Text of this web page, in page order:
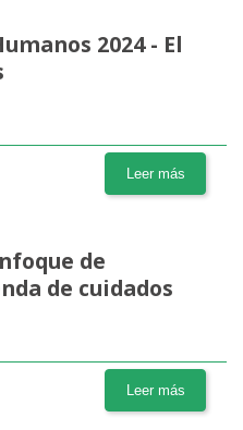
2024 - El
Leer más
de
de cuidados
Leer más